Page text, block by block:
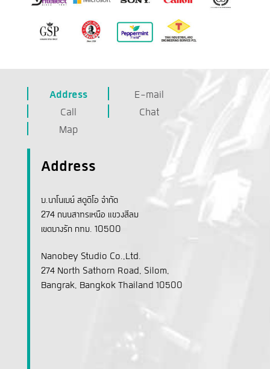
Address
E-mail
Call
Chat
Map
Address
บ.นาโนเบย์ สตูดิโอ จำกัด
274 ถนนสาทรเหนือ แขวงสีลม
เขตบางรัก กทม. 10500
Nanobey Studio Co.,Ltd.
274 North Sathorn Road, Silom,
Bangrak, Bangkok Thailand 10500